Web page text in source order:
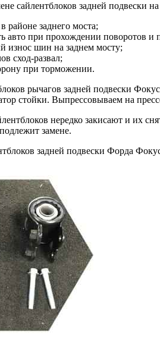
сайлентблоков задней
районе заднего моста;
авто при прохождении поворотов и
износ шин на заднем мосту;
сход-развал;
при торможении.
рычагов задней подвески
стойки. Выпрессовываем на
нередко закисают и их
замене.
задней подвески Форда